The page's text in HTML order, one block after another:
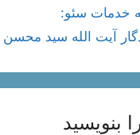
خدمات سئو:
آیت الله سید
بنویسید